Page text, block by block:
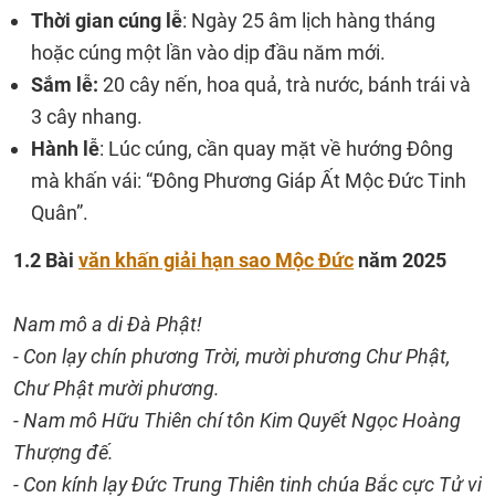
Thời gian cúng lễ: Ngày 25 âm lịch hàng tháng
hoặc cúng một lần vào dịp đầu năm mới.
Sắm lễ: 20 cây nến, hoa quả, trà nước, bánh trái và
3 cây nhang.
Hành lễ: Lúc cúng, cần quay mặt về hướng Đông
mà khấn vái: “Đông Phương Giáp Ất Mộc Đức Tinh
Quân”.
1.2 Bài văn khấn giải hạn sao Mộc Đức năm 2025
Nam mô a di Đà Phật!
- Con lạy chín phương Trời, mười phương Chư Phật,
Chư Phật mười phương.
- Nam mô Hữu Thiên chí tôn Kim Quyết Ngọc Hoàng
Thượng đế.
- Con kính lạy Đức Trung Thiên tinh chúa Bắc cực Tử vi